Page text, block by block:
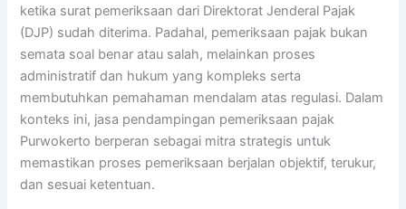
ketika surat pemeriksaan dari Direktorat Jenderal Pajak
(DJP) sudah diterima. Padahal, pemeriksaan pajak bukan
semata soal benar atau salah, melainkan proses
administratif dan hukum yang kompleks serta
membutuhkan pemahaman mendalam atas regulasi. Dalam
konteks ini, jasa pendampingan pemeriksaan pajak
Purwokerto berperan sebagai mitra strategis untuk
memastikan proses pemeriksaan berjalan objektif, terukur,
dan sesuai ketentuan.